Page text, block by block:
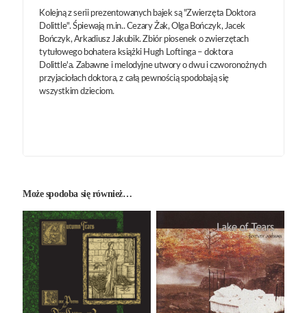
Kolejną z serii prezentowanych bajek są "Zwierzęta Doktora
Dolittle". Śpiewają m.in.. Cezary Żak, Olga Bończyk, Jacek
Bończyk, Arkadiusz Jakubik. Zbiór piosenek o zwierzętach
tytułowego bohatera książki Hugh Loftinga – doktora
Dolittle'a. Zabawne i melodyjne utwory o dwu i czworonożnych
przyjaciołach doktora, z całą pewnością spodobają się
wszystkim dzieciom.
Może spodoba się również…